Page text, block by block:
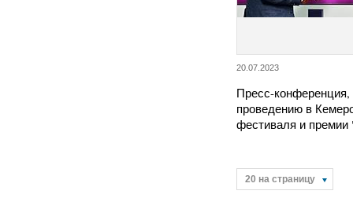
20.07.2023
Пресс-
проведению в
фестиваля и
20 на страницу